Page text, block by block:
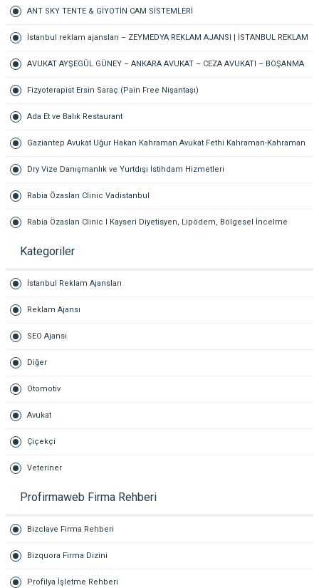
ANT SKY TENTE & GİYOTİN CAM SİSTEMLERİ
İstanbul reklam ajansları – ZEYMEDYA REKLAM AJANSI | İSTANBUL REKLAM
VE SEO AJANSI, DİJİTAL PAZARLAMA AJANSI, SOSYAL MEDYA AJANSI, 360
REKLAM
AVUKAT AYŞEGÜL GÜNEY – ANKARA AVUKAT – CEZA AVUKATI – BOŞANMA
AVUKATI – TAZMİNAT AVUKATI
Fizyoterapist Ersin Saraç (Pain Free Nişantaşı)
Ada Et ve Balık Restaurant
Gaziantep Avukat Uğur Hakan Kahraman Avukat Fethi Kahraman-Kahraman
Hukuk Bürosu Gaziantep
Dry Vize Danışmanlık ve Yurtdışı İstihdam Hizmetleri
Rabia Özaslan Clinic Vadistanbul
Rabia Özaslan Clinic I Kayseri Diyetisyen, Lipödem, Bölgesel İncelme
Kategoriler
İstanbul Reklam Ajansları
Reklam Ajansı
SEO Ajansı
Diğer
Otomotiv
Avukat
Çiçekçi
Veteriner
Profirmaweb Firma Rehberi
Bizclave Firma Rehberi
Bizquora Firma Dizini
Profilya İşletme Rehberi